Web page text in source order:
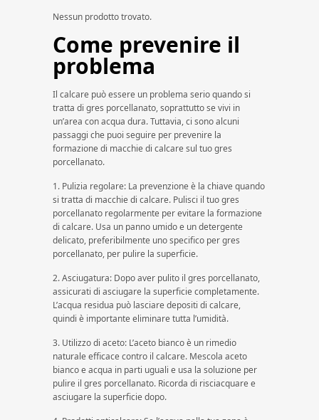
Nessun prodotto trovato.
Come prevenire il
problema
Il calcare può essere un problema serio quando si
tratta di gres porcellanato, soprattutto se vivi in
un’area con acqua dura. Tuttavia, ci sono alcuni
passaggi che puoi seguire per prevenire la
formazione di macchie di calcare sul tuo gres
porcellanato.
1. Pulizia regolare: La prevenzione è la chiave quando
si tratta di macchie di calcare. Pulisci il tuo gres
porcellanato regolarmente per evitare la formazione
di calcare. Usa un panno umido e un detergente
delicato, preferibilmente uno specifico per gres
porcellanato, per pulire la superficie.
2. Asciugatura: Dopo aver pulito il gres porcellanato,
assicurati di asciugare la superficie completamente.
L’acqua residua può lasciare depositi di calcare,
quindi è importante eliminare tutta l’umidità.
3. Utilizzo di aceto: L’aceto bianco è un rimedio
naturale efficace contro il calcare. Mescola aceto
bianco e acqua in parti uguali e usa la soluzione per
pulire il gres porcellanato. Ricorda di risciacquare e
asciugare la superficie dopo.